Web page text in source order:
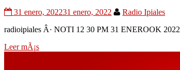
31 enero, 202231 enero, 2022
Radio Ipiales
radioipiales Â· NOTI 12 30 PM 31 ENEROOK 2022
Leer mÃ¡s